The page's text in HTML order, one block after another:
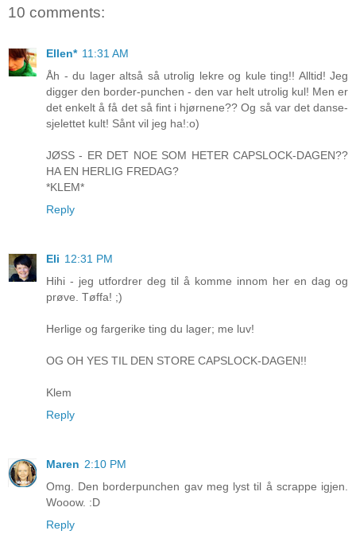
10 comments:
Ellen* 11:31 AM
Åh - du lager altså så utrolig lekre og kule ting!! Alltid! Jeg
digger den border-punchen - den var helt utrolig kul! Men er
det enkelt å få det så fint i hjørnene?? Og så var det danse-
sjelettet kult! Sånt vil jeg ha!:o)
JØSS - ER DET NOE SOM HETER CAPSLOCK-DAGEN??
HA EN HERLIG FREDAG?
*KLEM*
Reply
Eli 12:31 PM
Hihi - jeg utfordrer deg til å komme innom her en dag og
prøve. Tøffa! ;)
Herlige og fargerike ting du lager; me luv!
OG OH YES TIL DEN STORE CAPSLOCK-DAGEN!!
Klem
Reply
Maren 2:10 PM
Omg. Den borderpunchen gav meg lyst til å scrappe igjen.
Wooow. :D
Reply